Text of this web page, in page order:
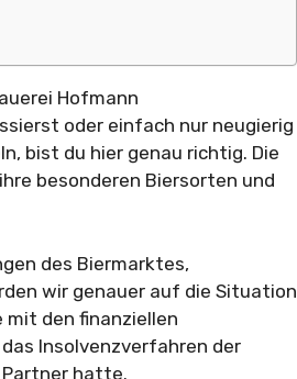
Hofmann
oder einfach nur neugierig
bist du hier genau richtig. Die
besonderen Biersorten und
des Biermarktes,
wir genauer auf die Situation
mit den finanziellen
Insolvenzverfahren der
Partner hatte.